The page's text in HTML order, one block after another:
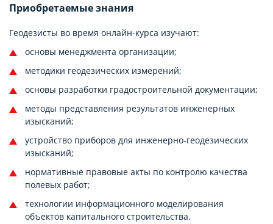
Приобретаемые знания
Геодезисты во время онлайн-курса изучают:
основы менеджмента организации;
методики геодезических измерений;
основы разработки градостроительной документации;
методы представления результатов инженерных
изысканий;
устройство приборов для инженерно-геодезических
изысканий;
нормативные правовые акты по контролю качества
полевых работ;
технологии информационного моделирования
объектов капитального строительства.